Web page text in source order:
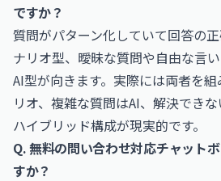
ですか？
質問がパターン化していて回答の
ナリオ型、曖昧な質問や自由な言
AI型が向きます。実際には両者を
リオ、複雑な質問はAI、解決でき
ハイブリッド構成が現実的です。
Q. 無料の問い合わせ対応チャット
すか？